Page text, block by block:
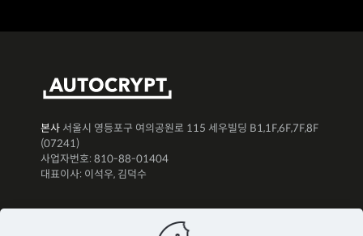
본사 서울시 영등포구 여의공원로 115 세우빌딩 B1,1F,6F,7F,8F
(07241)
사업자번호: 810-88-01404
대표이사: 이석우, 김덕수